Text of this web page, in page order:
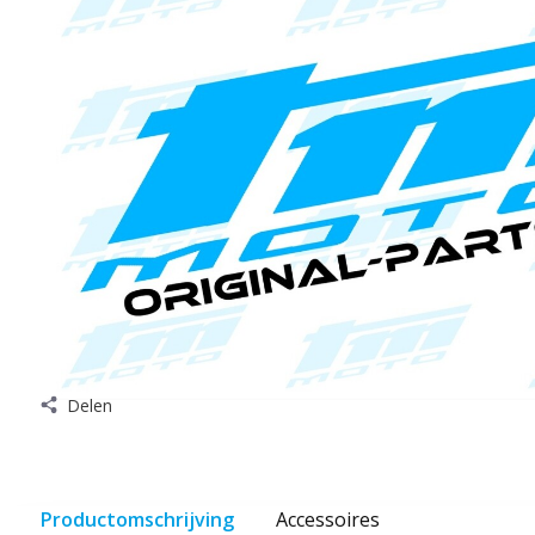
Delen
Productomschrijving Accessoires